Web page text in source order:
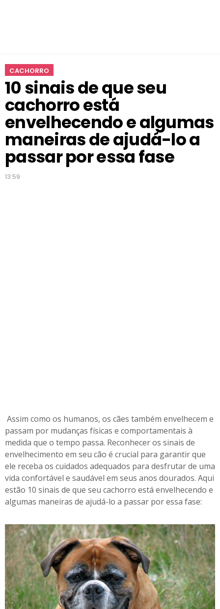
á
e
n
e
l
h
e
a
j
u
á
-
l
o
p
a
s
s
a
r
p
o
CACHORRO
10 sinais de que seu
cachorro está
envelhecendo e algumas
maneiras de ajudá-lo a
passar por essa fase
13:59
Assim como os humanos, os cães também envelhecem e
passam por mudanças físicas e comportamentais à
medida que o tempo passa. Reconhecer os sinais de
envelhecimento em seu cão é crucial para garantir que
ele receba os cuidados adequados para desfrutar de uma
vida confortável e saudável em seus anos dourados. Aqui
estão 10 sinais de que seu cachorro está envelhecendo e
algumas maneiras de ajudá-lo a passar por essa fase: